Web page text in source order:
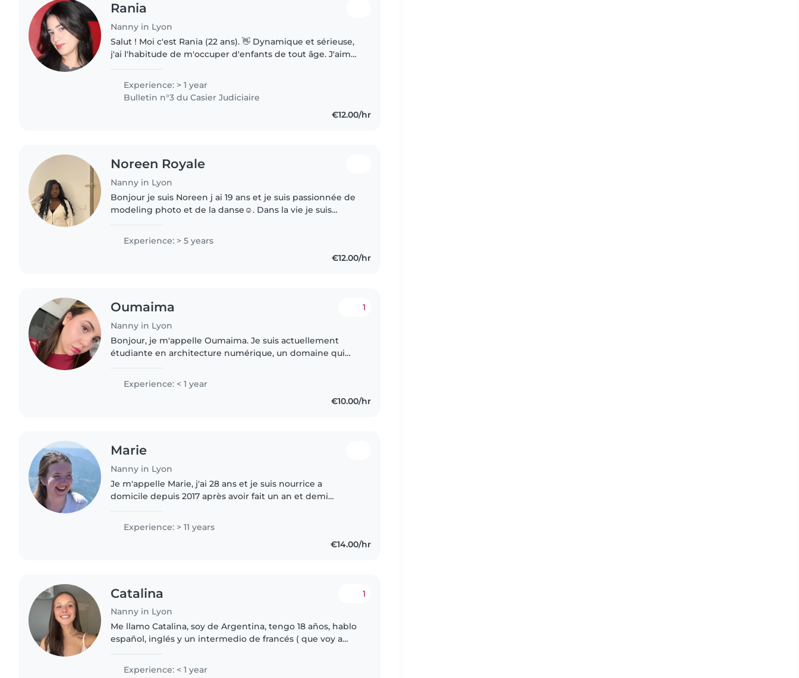
Rania
Nanny in Lyon
Salut ! Moi c'est Rania (22 ans). 👋 Dynamique et sérieuse,
j'ai l'habitude de m'occuper d'enfants de tout âge. J'aime
préparer..
Experience: > 1 year
Bulletin n°3 du Casier Judiciaire
€12.00/hr
Noreen Royale
Nanny in Lyon
Bonjour je suis Noreen j ai 19 ans et je suis passionnée de
modeling photo et de la danse☺️. Dans la vie je suis
Experience: > 5 years
€12.00/hr
Oumaima
Nanny in Lyon
1
Bonjour, je m'appelle Oumaima. Je suis actuellement
étudiante en architecture numérique, un domaine qui
qualités que j'applique..
Experience: < 1 year
€10.00/hr
Marie
Nanny in Lyon
Je m'appelle Marie, j'ai 28 ans et je suis nourrice a
domicile depuis 2017 après avoir fait un an et demi
Experience: > 11 years
€14.00/hr
Catalina
Nanny in Lyon
1
Me llamo Catalina, soy de Argentina, tengo 18 años, hablo
español, inglés y un intermedio de francés ( que voy a
la hora de..
Experience: < 1 year